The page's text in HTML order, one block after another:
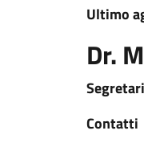
Ultimo
Dr.
Contatti